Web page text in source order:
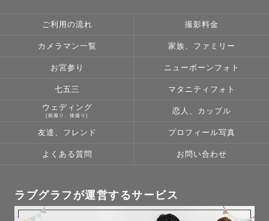
思ってしまうかもしれません。
でも、わきあいあいとした楽しい雰囲気で
皆さんの思い出や好きなことを共有していただき、
ふたりらしい写真になるよう、ポージングも雰囲気つくり
を行います
一生に1回の撮影なので
無邪気に楽しく、素敵な写真を一緒に作りましょう！
【 🚃対応エリア・交通費 】
都心から離れる場合は交通費をいただく場合がございま
ご利用の流れ 撮影料金
カメラマン一覧 家族、ファミリー
お宮参り ニューボーンフォト
七五三 マタニティフォト
ウェディング
(前撮り、後撮り)
恋人、カップル
友達、フレンド プロフィール写真
よくある質問 お問い合わせ
ラブグラフが運営するサービス